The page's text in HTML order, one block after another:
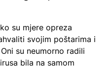
su mjere opreza
svojim poštarima i
su neumorno radili
bila na samom